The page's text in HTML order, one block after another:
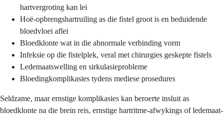
hartvergroting kan lei
Hoë-opbrengshartruiling as die fistel groot is en beduidende
bloedvloei aflei
Bloedklonte wat in die abnormale verbinding vorm
Infeksie op die fistelplek, veral met chirurgies geskepte fistels
Ledemaatswelling en sirkulasieprobleme
Bloedingkomplikasies tydens mediese prosedures
Seldzame, maar ernstige komplikasies kan beroerte insluit as
bloedklonte na die brein reis, ernstige hartritme-afwykings of ledemaat-